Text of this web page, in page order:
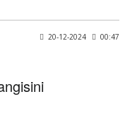
20-12-2024 00:47